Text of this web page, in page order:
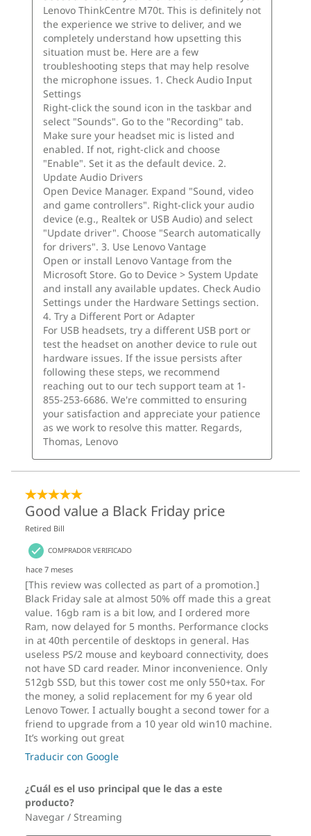
BIOS con función de autorreparación
Protección USB inteligente
Software precargado
Lenovo AI Now
Lenovo AI Turbo Engine
Almacenamiento inteligente Lenovo
Lenovo Vantage
McAfee LiveSafe™ (versión de prueba)
Office 365 (versión de prueba)
Borrado seguro
Smart Connect
Windows 11 Home/Pro
Software descargable gratis
Absolute Home & Office
Adobe
Adobe Element
Blancco
Bufferzone
Norton
Disponible a través de Lenovo Vantage
Qué hay en la caja
Torre Lenovo ThinkCentre M70t Gen 6 (Intel)
Hasta una fuente de alimentación de 310 W
Guía de inicio rápido
Estos son posibles componentes y cualidades de este producto. Los
mismos no son de carácter contractual y varían según el modelo elegido y
su configuración.